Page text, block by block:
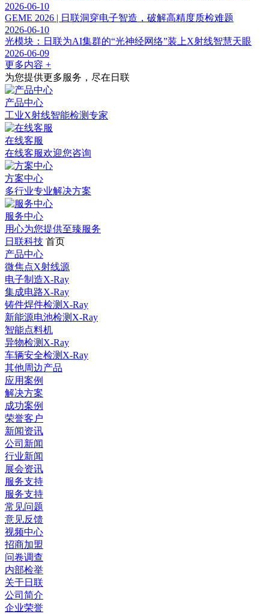
2026-06-10
GEME 2026 | 日联洞穿电子智造，破解高精度质检难题
2026-06-10
光模块：日联为AI集群的“光神经网络”装上X射线智慧天眼
2026-06-09
更多内容 +
为您提供更多服务，尽在日联
产品中心
工业X射线智能检测专家
在线客服
在线客服欢迎您咨询
方案中心
多行业专业解决方案
服务中心
用心为您提供至臻服务
日联科技 首页
产品中心
微焦点X射线源
电子制造X-Ray
集成电路X-Ray
铸件焊件检测X-Ray
新能源电池检测X-Ray
智能点料机
异物检测X-Ray
车辆安全检测X-Ray
其他周边产品
应用案例
解决方案
成功案例
荣誉客户
新闻资讯
公司新闻
行业新闻
展会资讯
服务支持
服务支持
常见问题
意见反馈
视频中心
招商加盟
问卷调查
内部检举
关于日联
公司简介
企业荣誉